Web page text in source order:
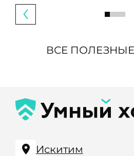
ВСЕ
Искитим